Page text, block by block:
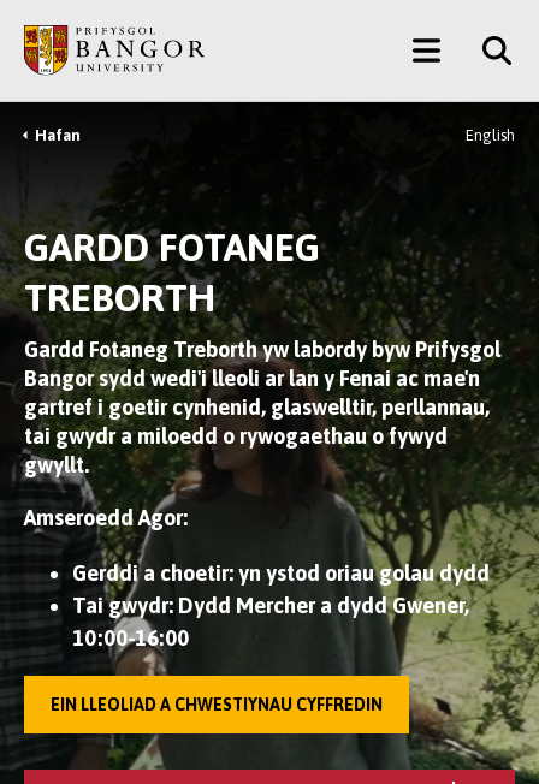
Prif
Gynnwys
Main
Menu
Breadcrumb
Hafan English
GARDD FOTANEG
TREBORTH
Gardd Fotaneg Treborth yw labordy byw Prifysgol
Bangor sydd wedi'i lleoli ar lan y Fenai ac mae'n
gartref i goetir cynhenid, glaswelltir, perllannau,
tai gwydr a miloedd o rywogaethau o fywyd
gwyllt.
Amseroedd Agor:
Gerddi a choetir: yn ystod oriau golau dydd
Tai gwydr: Dydd Mercher a dydd Gwener,
10:00-16:00
EIN LLEOLIAD A CHWESTIYNAU CYFFREDIN